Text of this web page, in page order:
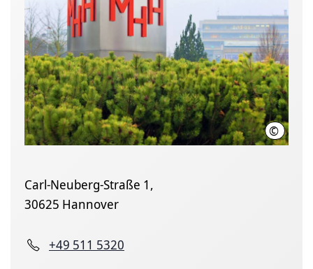
© Karin
Carl-Neuberg-Straße 1,
30625 Hannover
+49 511 5320